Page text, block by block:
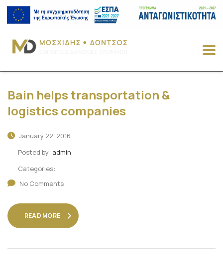
Bain helps transportation &
logistics companies
January 22, 2016
Posted by: admin
Categories:
No Comments
READ MORE